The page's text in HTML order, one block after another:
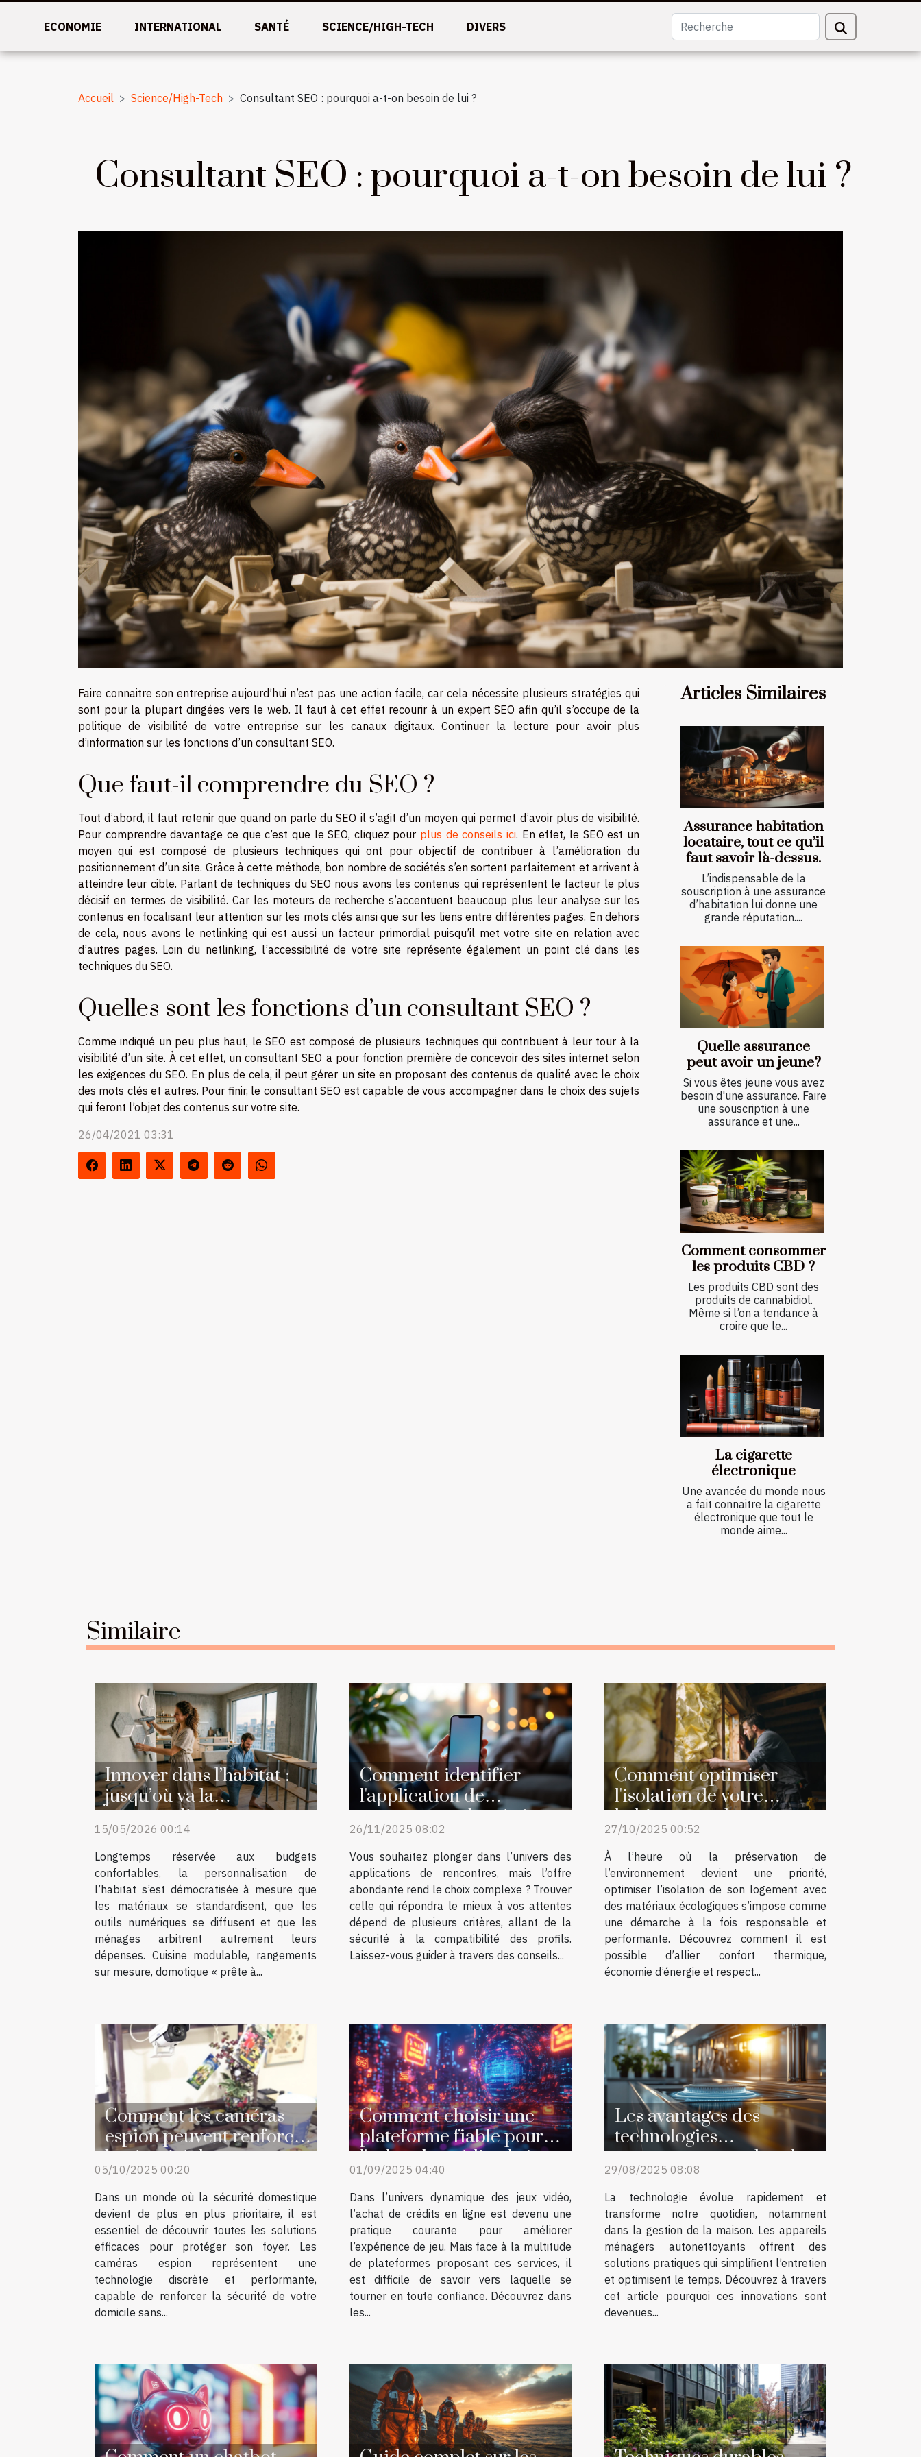
ECONOMIE INTERNATIONAL SANTÉ SCIENCE/HIGH-TECH DIVERS
Accueil Science/High-Tech Consultant SEO : pourquoi a-t-on besoin de lui ?
Consultant SEO : pourquoi a-t-on besoin de lui ?
Faire connaitre son entreprise aujourd’hui n’est pas une action facile, car cela nécessite plusieurs stratégies qui
sont pour la plupart dirigées vers le web. Il faut à cet effet recourir à un expert SEO afin qu’il s’occupe de la
politique de visibilité de votre entreprise sur les canaux digitaux. Continuer la lecture pour avoir plus
d’information sur les fonctions d’un consultant SEO.
Que faut-il comprendre du SEO ?
Tout d’abord, il faut retenir que quand on parle du SEO il s’agit d’un moyen qui permet d’avoir plus de visibilité.
Pour comprendre davantage ce que c’est que le SEO, cliquez pour plus de conseils ici. En effet, le SEO est un
moyen qui est composé de plusieurs techniques qui ont pour objectif de contribuer à l’amélioration du
positionnement d’un site. Grâce à cette méthode, bon nombre de sociétés s’en sortent parfaitement et arrivent à
atteindre leur cible. Parlant de techniques du SEO nous avons les contenus qui représentent le facteur le plus
décisif en termes de visibilité. Car les moteurs de recherche s’accentuent beaucoup plus leur analyse sur les
contenus en focalisant leur attention sur les mots clés ainsi que sur les liens entre différentes pages. En dehors
de cela, nous avons le netlinking qui est aussi un facteur primordial puisqu’il met votre site en relation avec
d’autres pages. Loin du netlinking, l’accessibilité de votre site représente également un point clé dans les
techniques du SEO.
Quelles sont les fonctions d’un consultant SEO ?
Comme indiqué un peu plus haut, le SEO est composé de plusieurs techniques qui contribuent à leur tour à la
visibilité d’un site. À cet effet, un consultant SEO a pour fonction première de concevoir des sites internet selon
les exigences du SEO. En plus de cela, il peut gérer un site en proposant des contenus de qualité avec le choix
des mots clés et autres. Pour finir, le consultant SEO est capable de vous accompagner dans le choix des sujets
qui feront l’objet des contenus sur votre site.
26/04/2021 03:31
Articles Similaires
Assurance habitation
locataire, tout ce qu’il
faut savoir là-dessus.
L’indispensable de la
souscription à une assurance
d’habitation lui donne une
grande réputation....
Quelle assurance
peut avoir un jeune?
Si vous êtes jeune vous avez
besoin d'une assurance. Faire
une souscription à une
assurance et une...
Comment consommer
les produits CBD ?
Les produits CBD sont des
produits de cannabidiol.
Même si l’on a tendance à
croire que le...
La cigarette
électronique
Une avancée du monde nous
a fait connaitre la cigarette
électronique que tout le
monde aime...
Similaire
Innover dans l’habitat :
jusqu’où va la
personnalisation
accessible
15/05/2026 00:14
Longtemps réservée aux budgets
confortables, la personnalisation de
l’habitat s’est démocratisée à mesure que
les matériaux se standardisent, que les
outils numériques se diffusent et que les
ménages arbitrent autrement leurs
dépenses. Cuisine modulable, rangements
sur mesure, domotique « prête à...
Comment identifier
l'application de
rencontres adaptée à vos
attentes ?
26/11/2025 08:02
Vous souhaitez plonger dans l’univers des
applications de rencontres, mais l’offre
abondante rend le choix complexe ? Trouver
celle qui répondra le mieux à vos attentes
dépend de plusieurs critères, allant de la
sécurité à la compatibilité des profils.
Laissez-vous guider à travers des conseils...
Comment optimiser
l'isolation de votre
habitat avec des
matériaux écologiques ?
27/10/2025 00:52
À l’heure où la préservation de
l’environnement devient une priorité,
optimiser l’isolation de son logement avec
des matériaux écologiques s’impose comme
une démarche à la fois responsable et
performante. Découvrez comment il est
possible d’allier confort thermique,
économie d’énergie et respect...
Comment les caméras
espion peuvent renforcer
la sécurité de votre
domicile ?
05/10/2025 00:20
Dans un monde où la sécurité domestique
devient de plus en plus prioritaire, il est
essentiel de découvrir toutes les solutions
efficaces pour protéger son foyer. Les
caméras espion représentent une
technologie discrète et performante,
capable de renforcer la sécurité de votre
domicile sans...
Comment choisir une
plateforme fiable pour
l'achat de crédits de jeu
en ligne ?
01/09/2025 04:40
Dans l’univers dynamique des jeux vidéo,
l’achat de crédits en ligne est devenu une
pratique courante pour améliorer
l’expérience de jeu. Mais face à la multitude
de plateformes proposant ces services, il
est difficile de savoir vers laquelle se
tourner en toute confiance. Découvrez dans
les...
Les avantages des
technologies
autonettoyantes dans les
appareils ménagers
29/08/2025 08:08
La technologie évolue rapidement et
transforme notre quotidien, notamment
dans la gestion de la maison. Les appareils
ménagers autonettoyants offrent des
solutions pratiques qui simplifient l’entretien
et optimisent le temps. Découvrez à travers
cet article pourquoi ces innovations sont
devenues...